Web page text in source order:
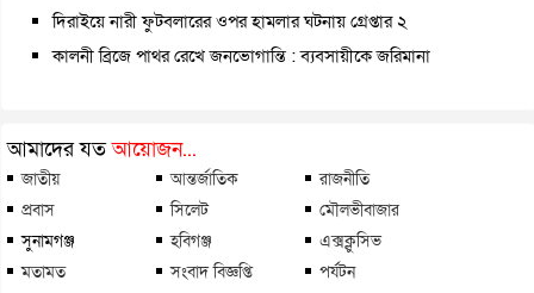
দিরাইয়ে নারী ফুটবলারের ওপর হামলার ঘটনায় গ্রেপ্তার ২
কালনী ব্রিজে পাথর রেখে জনভোগান্তি : ব্যবসায়ীকে জরিমানা
আমাদের যতআয়োজন...
জাতীয় আন্তর্জাতিক
রাজনীতি
প্রবাস
সিলেট
মৌলভীবাজার
সুনামগঞ্জ
হবিগঞ্জ
এক্সক্লুসিভ
মতামত
সংবাদ বিজ্ঞপ্তি
পর্যটন